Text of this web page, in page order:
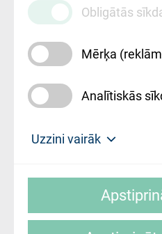
Maksas
pakalpojumu
cenrādis
Obligātās
Mērķa
Analītiskās
Uzzini vairāk
slimnīca, turpmāk –